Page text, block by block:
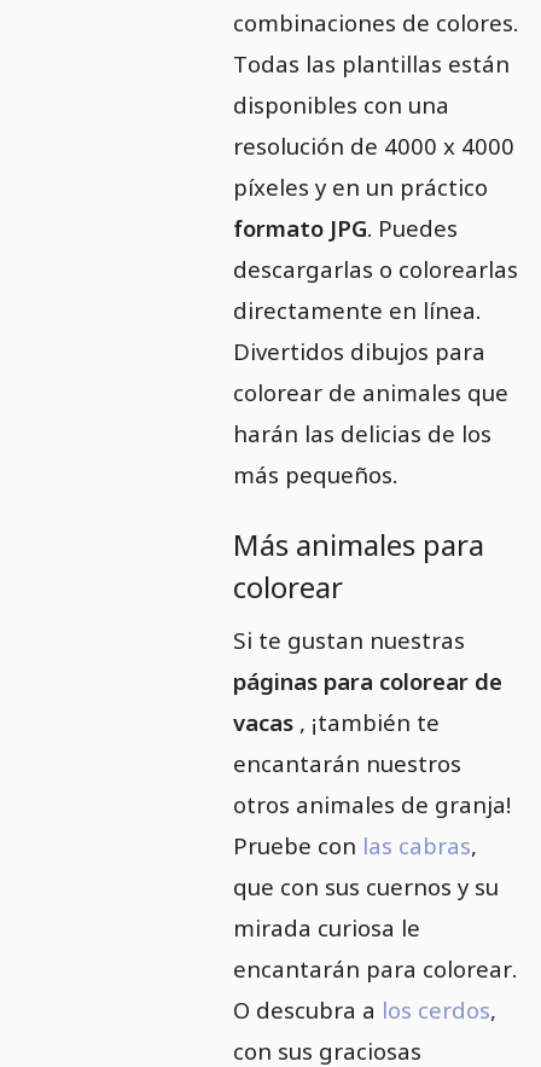
combinaciones de colores.
Todas las plantillas están
disponibles con una
resolución de 4000 x 4000
píxeles y en un práctico
formato JPG. Puedes
descargarlas o colorearlas
directamente en línea.
Divertidos dibujos para
colorear de animales que
harán las delicias de los
más pequeños.
Más animales para
colorear
Si te gustan nuestras
páginas para colorear de
vacas , ¡también te
encantarán nuestros
otros animales de granja!
Pruebe con las cabras,
que con sus cuernos y su
mirada curiosa le
encantarán para colorear.
O descubra a los cerdos,
con sus graciosas